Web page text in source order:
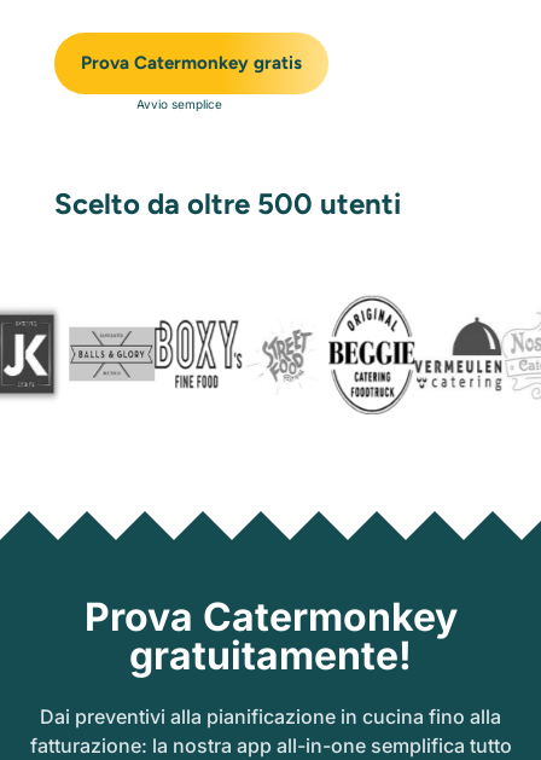
Prova Catermonkey gratis
Avvio semplice
Scelto da oltre 500 utenti
Prova Catermonkey
gratuitamente!
Dai preventivi alla pianificazione in cucina fino alla
fatturazione: la nostra app all-in-one semplifica tutto